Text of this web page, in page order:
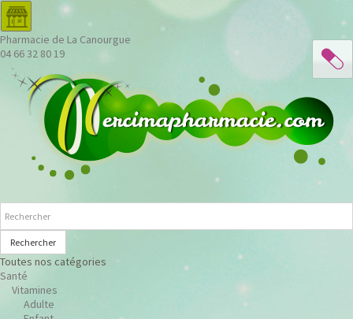
Pharmacie de La Canourgue
04 66 32 80 19
Rechercher
Toutes nos catégories
Santé
Vitamines
Adulte